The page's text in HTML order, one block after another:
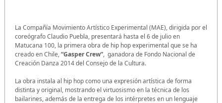
La Compañía Movimiento Artístico Experimental (MAE), dirigida por el
coreógrafo Claudio Puebla, presentará hasta el 6 de julio en
Matucana 100, la primera obra de hip hop experimental que se ha
creado en Chile,“Gasper Crew”, ganadora de Fondo Nacional de
Creación Danza 2014 del Consejo de la Cultura.
La obra instala al hip hop como una expresión artística de forma
distinta y original, mostrando el virtuosismo en la técnica de los
bailarines, además de la entrega de los intérpretes en un lenguaje